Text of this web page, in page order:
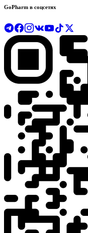
GoPharm в соцсетях